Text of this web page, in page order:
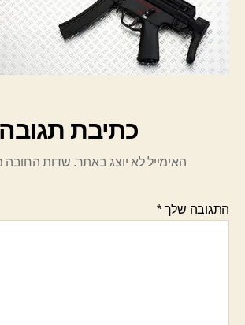
כתיבת תגובה
האימייל לא יוצג באתר. שדות החובה
התגובה שלך*